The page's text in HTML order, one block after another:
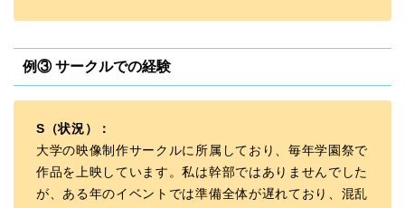
例③ サークルでの経験
S（状況）：
大学の映像制作サークルに所属しており、毎年学園祭で
作品を上映しています。私は幹部ではありませんでした
が、ある年のイベントでは準備全体が遅れており、混乱